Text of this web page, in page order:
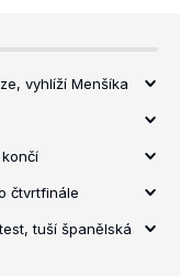
vyhlíží Menšíka
čtvrtfinále
tuší španělská